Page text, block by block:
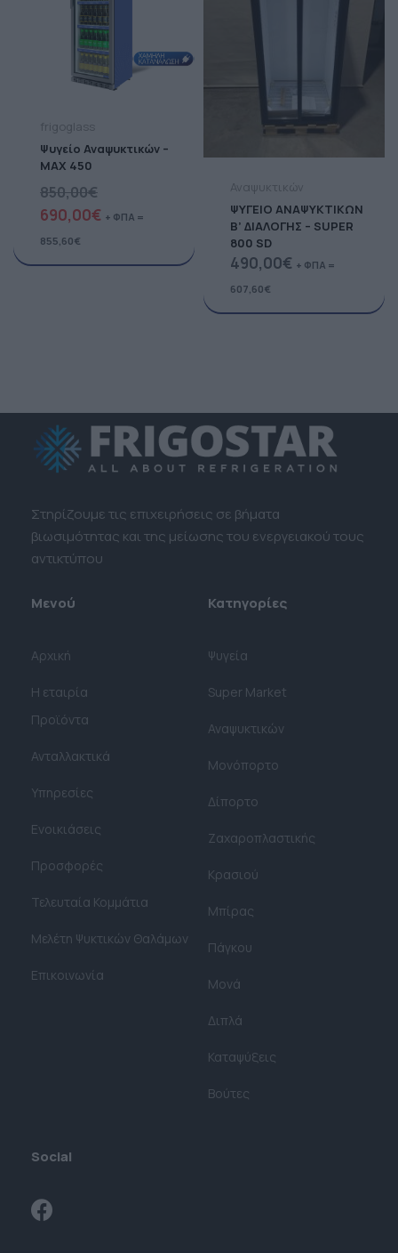
frigoglass
Ψυγείο Αναψυκτικών –
MAX 450
850,00€
690,00€ + ΦΠΑ =
855,60€
Αναψυκτικών
ΨΥΓΕΙΟ ΑΝΑΨΥΚΤΙΚΩΝ
Β’ ΔΙΑΛΟΓΗΣ – SUPER
800 SD
490,00€ + ΦΠΑ =
607,60€
Στηρίζουμε τις επιχειρήσεις σε βήματα
βιωσιμότητας και της μείωσης του ενεργειακού τους
αντικτύπου
Μενού
Αρχική
Η εταιρία
Προϊόντα
Ανταλλακτικά
Υπηρεσίες
Ενοικιάσεις
Προσφορές
Τελευταία Κομμάτια
Μελέτη Ψυκτικών Θαλάμων​
Επικοινωνία
Κατηγορίες
Ψυγεία
Super Market
Αναψυκτικών
Μονόπορτο
Δίπορτο
Ζαχαροπλαστικής
Κρασιού
Μπίρας
Πάγκου
Μονά
Διπλά
Καταψύξεις
Βούτες
Social